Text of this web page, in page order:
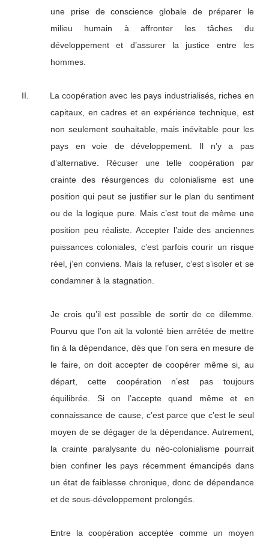
une prise de conscience globale de préparer le
milieu humain à affronter les tâches du
développement et d’assurer la justice entre les
hommes.
II.
La coopération avec les pays industrialisés, riches en
capitaux, en cadres et en expérience technique, est
non seulement souhaitable, mais inévitable pour les
pays en voie de développement. Il n’y a pas
d’alternative. Récuser une telle coopération par
crainte des résurgences du colonialisme est une
position qui peut se justifier sur le plan du sentiment
ou de la logique pure. Mais c’est tout de même une
position peu réaliste. Accepter l’aide des anciennes
puissances coloniales, c’est parfois courir un risque
réel, j’en conviens. Mais la refuser, c’est s’isoler et se
condamner à la stagnation.
Je crois qu’il est possible de sortir de ce dilemme.
Pourvu que l’on ait la volonté bien arrêtée de mettre
fin à la dépendance, dès que l’on sera en mesure de
le faire, on doit accepter de coopérer même si, au
départ, cette coopération n’est pas toujours
équilibrée. Si on l’accepte quand même et en
connaissance de cause, c’est parce que c’est le seul
moyen de se dégager de la dépendance. Autrement,
la crainte paralysante du néo-colonialisme pourrait
bien confiner les pays récemment émancipés dans
un état de faiblesse chronique, donc de dépendance
et de sous-développement prolongés.
Entre la coopération acceptée comme un moyen